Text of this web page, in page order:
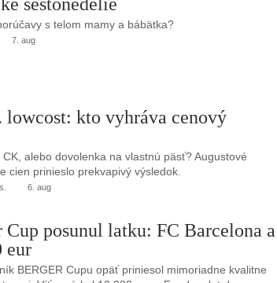
šestonedelie
s telom mamy a bábätka?
7. aug
lowcost: kto vyhráva cenový
alebo dovolenka na vlastnú päsť? Augustové
cien prinieslo prekvapivý výsledok.
6. aug
Cup posunul latku: FC Barcelona a
eur
BERGER Cupu opäť priniesol mimoriadne kvalitne